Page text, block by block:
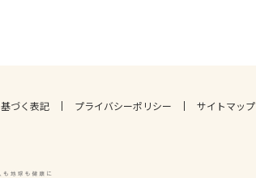
づく表記 プライバシーポリシー サイトマップ